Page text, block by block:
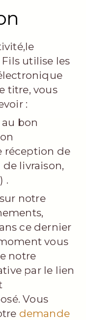
utilise les
titre, vous
:
au bon
réception de
livraison,
.
notre
ce dernier
vous
notre
par le lien
Vous
demande